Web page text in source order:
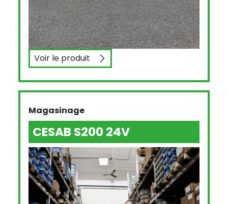
Voir le produitSTILL RX7016
Magasinage
CESAB S200 24V